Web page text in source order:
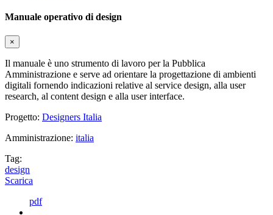
Manuale operativo di design
×
Il manuale è uno strumento di lavoro per la Pubblica
Amministrazione e serve ad orientare la progettazione di ambienti
digitali fornendo indicazioni relative al service design, alla user
research, al content design e alla user interface.
Progetto: Designers Italia
Amministrazione: italia
Tag:
design
Scarica
pdf